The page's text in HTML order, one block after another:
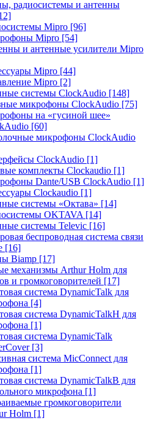
радиосистемы и антенны
Mipro [96]
Mipro [54]
и антенные усилители Mipro
Mipro [44]
Mipro [2]
системы ClockAudio [148]
микрофоны ClockAudio [75]
на «гусиной шее»
[60]
микрофоны ClockAudio
ClockAudio [1]
комплекты Clockaudio [1]
Dante/USB ClockAudio [1]
Clockaudio [1]
системы «Октава» [14]
OKTAVA [14]
системы Televic [16]
беспроводная система связи
[16]
Biamp [17]
механизмы Arthur Holm для
и громкоговорителей [17]
система DynamicTalk для
[4]
система DynamicTalkH для
[1]
система DynamicTalk
[3]
система MicConnect для
[1]
система DynamicTalkB для
микрофона [1]
громкоговорители
Holm [1]